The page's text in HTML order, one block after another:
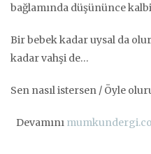
bağlamında düşününce
Bir bebek kadar uysal da
kadar vahşi de…
Sen nasıl istersen / Öyle
Devamını